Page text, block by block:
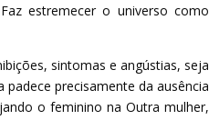
estremecer o universo como
sintomas e angústias, seja
padece precisamente da ausência
o feminino na Outra mulher,